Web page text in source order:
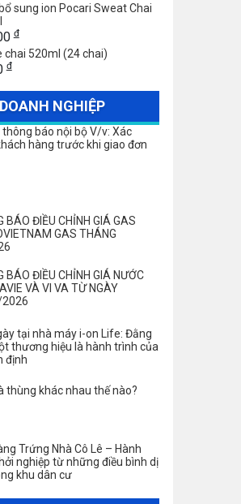
sung ion Pocari Sweat Chai
đ
chai 520ml (24 chai)
đ
NGHIỆP
báo nội bộ V/v: Xác
hàng trước khi giao đơn
BÁO ĐIỀU CHỈNH GIÁ GAS
GAS THÁNG
BÁO ĐIỀU CHỈNH GIÁ NƯỚC
VÀ VI VA TỪ NGÀY
tại nhà máy i-on Life: Đằng
thương hiệu là hành trình của
định
thùng khác nhau thế nào?
Trứng Nhà Cô Lê – Hành
nghiệp từ những điều bình dị
khu dân cư